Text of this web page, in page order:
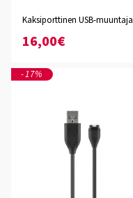
Kaksiporttinen USB-muuntaja
16,00€
-17%